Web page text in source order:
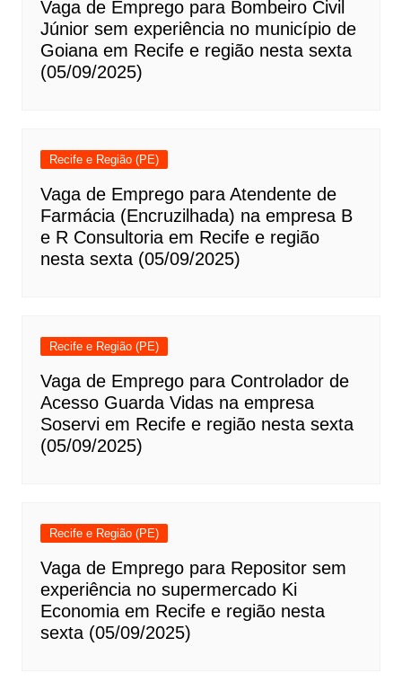
Vaga de Emprego para Bombeiro Civil
Júnior sem experiência no município de
Goiana em Recife e região nesta sexta
(05/09/2025)
Recife e Região (PE)
Vaga de Emprego para Atendente de
Farmácia (Encruzilhada) na empresa B
e R Consultoria em Recife e região
nesta sexta (05/09/2025)
Recife e Região (PE)
Vaga de Emprego para Controlador de
Acesso Guarda Vidas na empresa
Soservi em Recife e região nesta sexta
(05/09/2025)
Recife e Região (PE)
Vaga de Emprego para Repositor sem
experiência no supermercado Ki
Economia em Recife e região nesta
sexta (05/09/2025)